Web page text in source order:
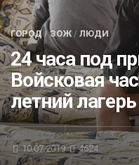
БЛИЦ-ОПРОС
АФИША
ГОРОД/ЗОЖ / ЛЮДИ
24 часа под
Войсковая
летний
10.07.2019 4624